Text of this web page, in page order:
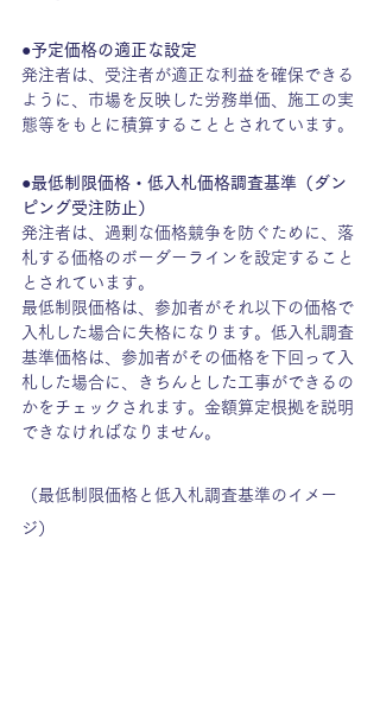
●予定価格の適正な設定
発注者は、受注者が適正な利益を確保できる
ように、市場を反映した労務単価、施工の実
態等をもとに積算することとされています。
●最低制限価格・低入札価格調査基準（ダン
ピング受注防止）
発注者は、過剰な価格競争を防ぐために、落
札する価格のボーダーラインを設定すること
とされています。
最低制限価格は、参加者がそれ以下の価格で
入札した場合に失格になります。低入札調査
基準価格は、参加者がその価格を下回って入
札した場合に、きちんとした工事ができるの
かをチェックされます。金額算定根拠を説明
できなければなりません。
（最低制限価格と低入札調査基準のイメー
ジ）